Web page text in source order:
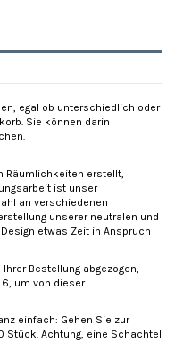
egal ob unterschiedlich oder
Sie können darin
Räumlichkeiten erstellt,
ist unser
an verschiedenen
unserer neutralen und
etwas Zeit in Anspruch
Bestellung abgezogen,
um von dieser
einfach: Gehen Sie zur
Stück. Achtung, eine Schachtel